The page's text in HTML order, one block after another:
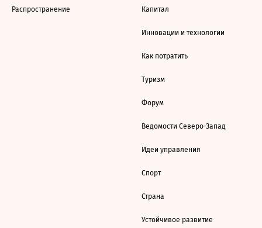
Распространение Капитал
Инновации и технологии
Как потратить
Туризм
Форум
Ведомости Северо-Запад
Идеи управления
Спорт
Страна
Устойчивое развитие